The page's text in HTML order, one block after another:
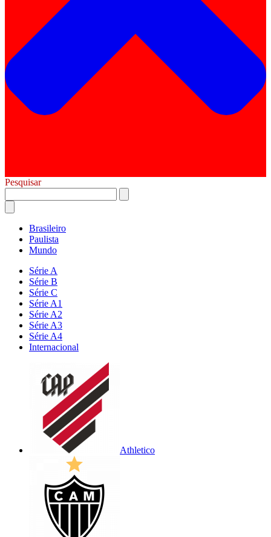
Pesquisar
Brasileiro
Paulista
Mundo
Série A
Série B
Série C
Série A1
Série A2
Série A3
Série A4
Internacional
Athletico